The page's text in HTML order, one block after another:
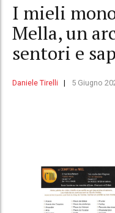
I mieli
Mella, un
sentori e
Daniele Tirelli 5 Giugno